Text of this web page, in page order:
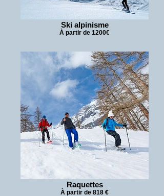
Ski alpinisme
À partir de 1200€
Raquettes
À partir de 818 €